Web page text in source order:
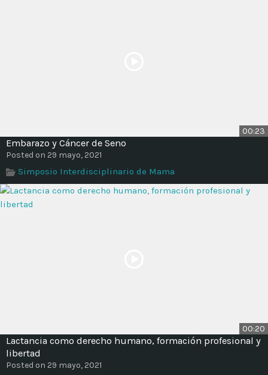
00:23
Embarazo y Cáncer de Seno
Posted on 29 mayo, 2021
Simposio Interdisciplinario de Mama
00:20
Lactancia como derecho humano, formación profesional y
libertad
Posted on 29 mayo, 2021